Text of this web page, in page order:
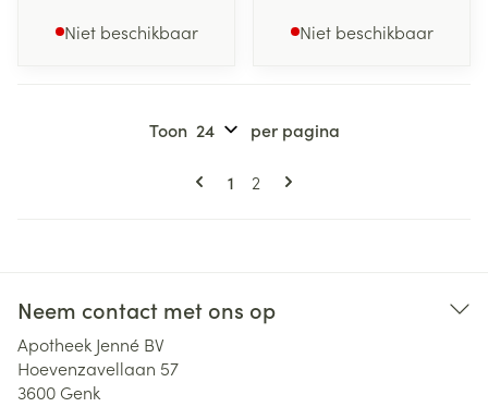
Niet beschikbaar Niet beschikbaar
Pagina's
U lees momenteel pagina
1 Pagina
2
Toon per pagina
Neem contact met ons op
Apotheek Jenné BV
Hoevenzavellaan 57
3600 Genk